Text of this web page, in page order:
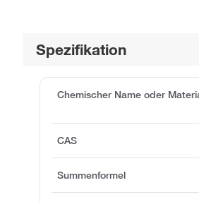
Spezifikation
Chemischer Name oder
CAS
Summenformel